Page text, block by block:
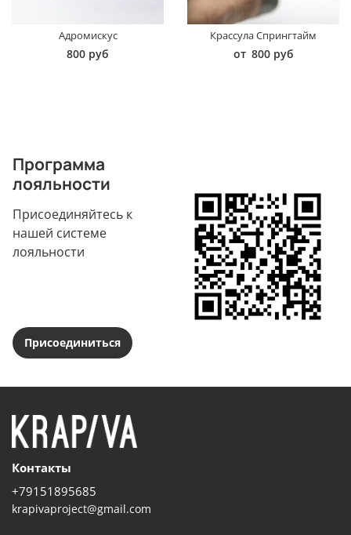
Адромискус
800 руб
Крассула Спрингтайм
от 800 руб
Программа
лояльности
Присоединяйтесь к
нашей системе
лояльности
Присоединиться
Контакты
+79151895685
krapivaproject@gmail.com